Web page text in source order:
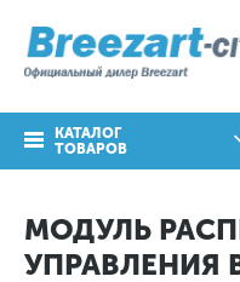
КАТАЛОГ
ТОВАРОВ
МОДУЛЬ
УПРАВЛЕНИЯ